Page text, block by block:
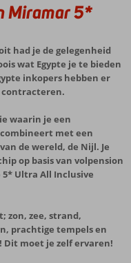
Miramar 5*
had je de gelegenheid
wat Egypte je te bieden
inkopers hebben er
contracteren.
waarin je een
met een
de wereld, de Nijl. Je
op basis van volpension
Ultra All Inclusive
zon, zee, strand,
prachtige tempels en
Dit moet je zelf ervaren!